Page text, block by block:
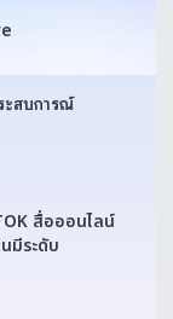
ะสบการณ์
สื่อออนไลน์
มีระดับ